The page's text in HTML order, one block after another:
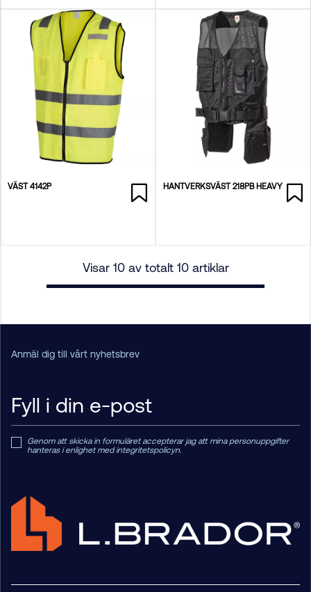
VÄST 4142P HANTVERKSVÄST 218PB HEAVY
Visar 10 av totalt 10 artiklar
Anmäl dig till vårt nyhetsbrev
Genom att skicka in formuläret accepterar jag att mina personuppgifter
hanteras i enlighet med integritetspolicyn.